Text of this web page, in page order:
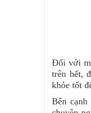
Đối với
trên hết,
khỏe tốt
Bên